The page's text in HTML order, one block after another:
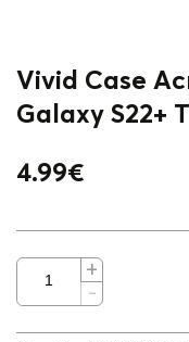
Vivid Case
Galaxy S22+
4.99€